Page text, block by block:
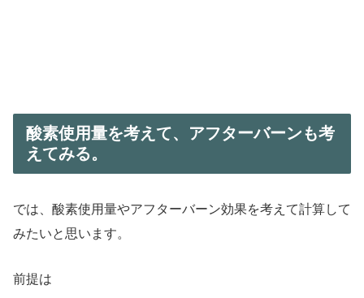
酸素使用量を考えて、アフターバーンも考
えてみる。
では、酸素使用量やアフターバーン効果を考えて計算して
みたいと思います。
前提は